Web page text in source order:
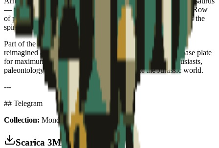
— the iconic armored herbivore — in bold flat graphic form. Row
of plates along its back, spiked tail, and a small head, it brings the
spirit of prehistoric life to your wall.
Part of the Monde Jurassique collection — prehistoric icons
reimagined as collectible art puzzles. Stegosaurus-shaped base plate
for maximum character. The perfect gift for dinosaur enthusiasts,
paleontology fans and anyone who dreams of the Jurassic world.
---
## Telegram
Collection: Monde Jurassique
Scarica 3MF